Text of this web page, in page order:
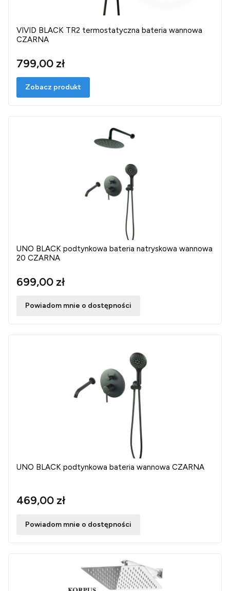
VIVID BLACK TR2 termostatyczna bateria wannowa
CZARNA
799,00 zł
Zobacz produkt
UNO BLACK podtynkowa bateria natryskowa wannowa
20 CZARNA
699,00 zł
Powiadom mnie o dostępności
UNO BLACK podtynkowa bateria wannowa CZARNA
469,00 zł
Powiadom mnie o dostępności